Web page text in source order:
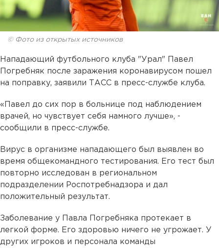
© Фото из открытых источников
Нападающий футбольного клуба "Урал" Павел
Погребняк после заражения коронавирусом пошел
на поправку, заявили ТАСС в пресс-службе клуба.
«Павел до сих пор в больнице под наблюдением
врачей, но чувствует себя намного лучше», -
сообщили в пресс-службе.
Вирус в организме нападающего был выявлен во
время общекомандного тестирования. Его тест был
повторно исследован в региональном
подразделении Роспотребнадзора и дал
положительный результат.
Заболевание у Павла Погребняка протекает в
легкой форме. Его здоровью ничего не угрожает. У
других игроков и персонала команды